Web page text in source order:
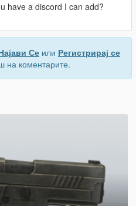
have a discord I can add?
Се или Регистрирај се
на коментарите.